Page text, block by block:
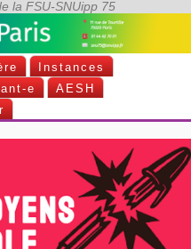
Instances
e
AESH